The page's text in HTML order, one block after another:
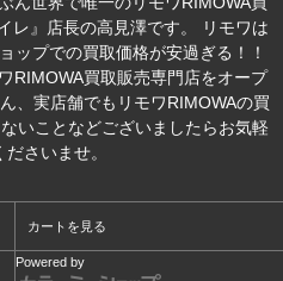
レ』店長の高見澤です。 リモワは
ップでの買取価格が安過ぎる！！
RIMOWA買取販売専門店をオープ
、実店舗でもリモワRIMOWAの買
いことなどございましたらお気軽
さいませ。
カートを見る
Powered by